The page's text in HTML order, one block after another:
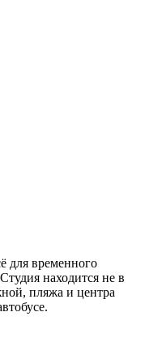
для временного
находится не в
пляжа и центра